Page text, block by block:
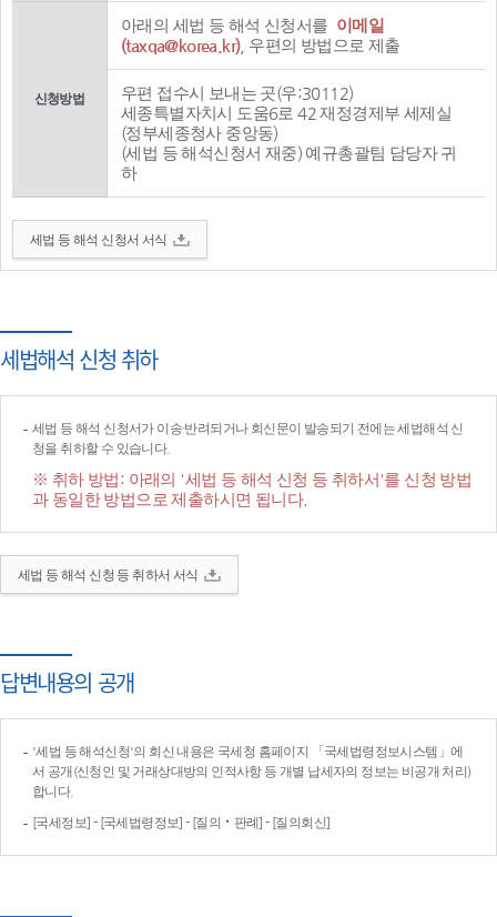
신청방법
아래의 세법 등 해석 신청서를 이메일
(taxqa@korea.kr), 우편의 방법으로 제출
우편 접수시 보내는 곳(우:30112)
세종특별자치시 도움6로 42 재정경제부 세제실
(정부세종청사 중앙동)
(세법 등 해석신청서 재중) 예규총괄팀 담당자 귀
하
세법 등 해석 신청서 서식
세법해석 신청 취하
세법 등 해석 신청서가 이송·반려되거나 회신문이 발송되기 전에는 세법해석 신
청을 취하할 수 있습니다.
※ 취하 방법: 아래의 '세법 등 해석 신청 등 취하서'를 신청 방법
과 동일한 방법으로 제출하시면 됩니다.
세법 등 해석 신청 등 취하서 서식
답변내용의 공개
'세법 등 해석신청'의 회신 내용은 국세청 홈페이지 「국세법령정보시스템」에
서 공개(신청인 및 거래상대방의 인적사항 등 개별 납세자의 정보는 비공개 처리)
합니다.
[국세정보] - [국세법령정보] - [질의‧판례] - [질의회신]